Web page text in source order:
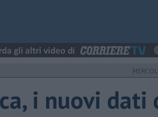
i nuovi dati